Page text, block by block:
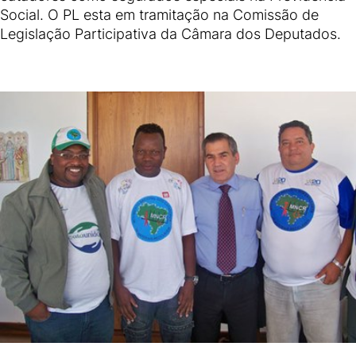
Social. O PL esta em tramitação na Comissão de
Legislação Participativa da Câmara dos Deputados.